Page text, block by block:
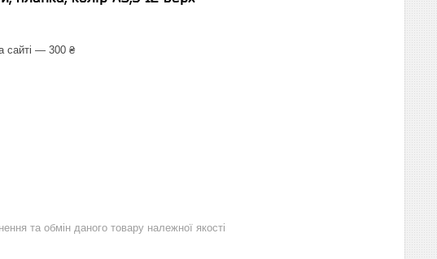
сайті — 300 ₴
та обмін даного товару належної якості